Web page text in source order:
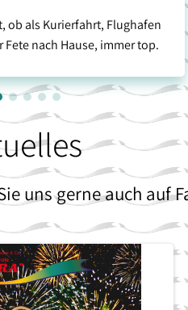
ob als Kurierfahrt, Flughafen
Fete nach Hause, immer top.
uns gerne auch auf